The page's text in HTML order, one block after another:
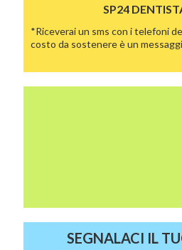
SP24
*Riceverai un sms con i telefoni
costo da sostenere è un
SEGNALACI IL